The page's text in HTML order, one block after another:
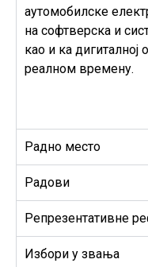
аутомобилске
на софтверска и
као и ка дигиталној
реалном времену.
Радно место
Радови
Репрезентативне
Избори у звања